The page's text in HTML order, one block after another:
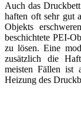
Auch das
haften oft sehr gut
Objekts
beschichtete PEI-
zu lösen. Eine
zusätzlich die
meisten Fällen ist
Heizung des